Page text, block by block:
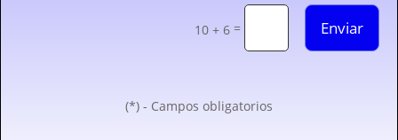
10 + 6 = Enviar
(*) - Campos obligatorios